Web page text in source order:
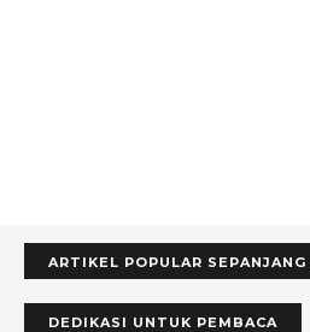
ARTIKEL POPULAR
DEDIKASI UNTUK PEMBACA